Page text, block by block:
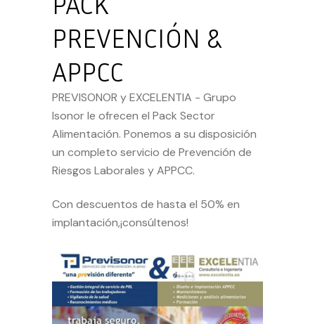
PREVENCIÓN &
APPCC
PREVISONOR y EXCELENTIA - Grupo
Isonor le ofrecen el Pack Sector
Alimentación. Ponemos a su disposición
un completo servicio de Prevención de
Riesgos Laborales y APPCC.
Con descuentos de hasta el 50% en
implantación,¡consúltenos!